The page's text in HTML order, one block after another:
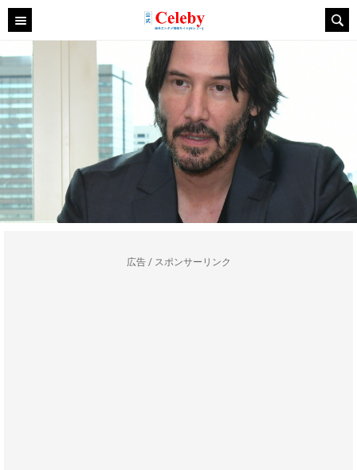
広告 / スポンサーリンク